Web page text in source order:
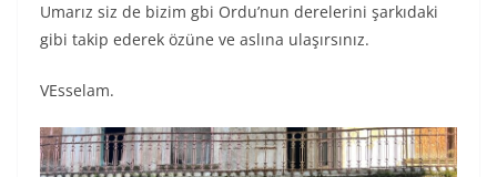
Umarız siz de bizim gbi Ordu’nun derelerini şarkıdaki
gibi takip ederek özüne ve aslına ulaşırsınız.
VEsselam.